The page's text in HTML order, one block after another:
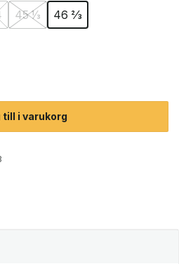
45 ⅓ 46 ⅔
till i varukorg